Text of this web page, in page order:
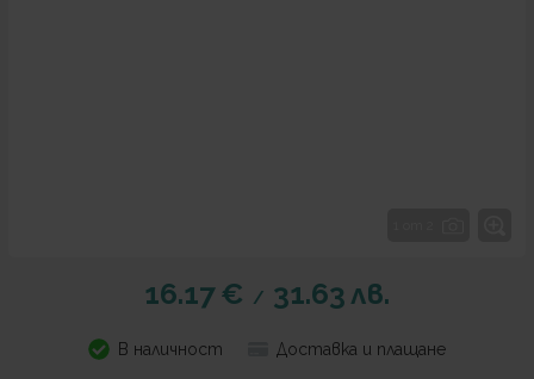
16.17€ / 31.63 лв.
В наличност Доставка и плащане